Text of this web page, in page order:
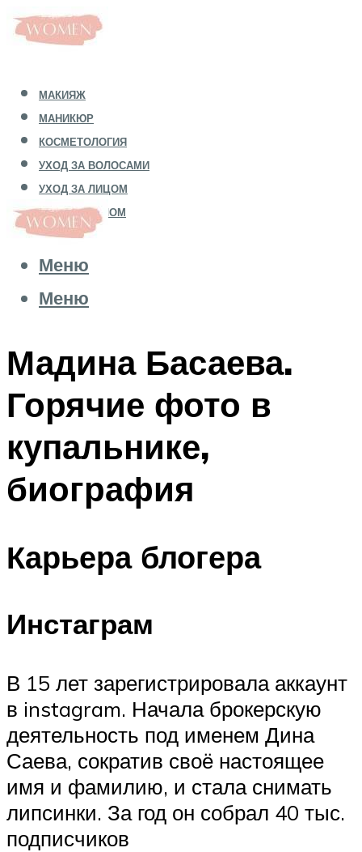
МАКИЯЖ
МАНИКЮР
КОСМЕТОЛОГИЯ
УХОД ЗА ВОЛОСАМИ
УХОД ЗА ЛИЦОМ
УХОД ЗА ТЕЛОМ
Меню
Меню
Мадина Басаева.
Горячие фото в
купальнике,
биография
Карьера блогера
Инстаграм
В 15 лет зарегистрировала аккаунт
в instagram. Начала брокерскую
деятельность под именем Дина
Саева, сократив своё настоящее
имя и фамилию, и стала снимать
липсинки. За год он собрал 40 тыс.
подписчиков